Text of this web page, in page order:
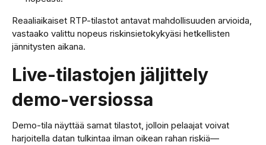
Reaaliaikaiset RTP-tilastot antavat mahdollisuuden arvioida,
vastaako valittu nopeus riskinsietokykyäsi hetkellisten
jännitysten aikana.
Live-tilastojen jäljittely
demo-versiossa
Demo-tila näyttää samat tilastot, jolloin pelaajat voivat
harjoitella datan tulkintaa ilman oikean rahan riskiä—